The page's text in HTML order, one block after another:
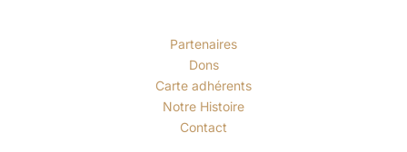
Partenaires
Dons
Carte adhérents
Notre Histoire
Contact